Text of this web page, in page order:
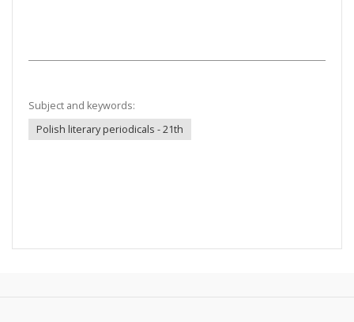
Subject and keywords:
Polish literary periodicals - 21th